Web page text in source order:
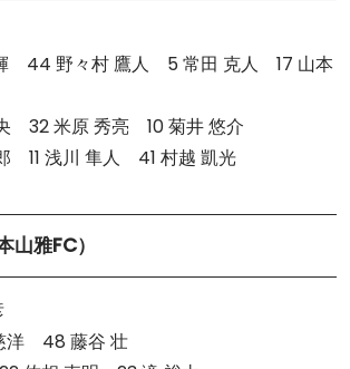
44 野々村 鷹人 5 常田 克人 17 山本
32 米原 秀亮 10 菊井 悠介
11 浅川 隼人 41 村越 凱光
山雅FC）
洋 48 藤谷 壮